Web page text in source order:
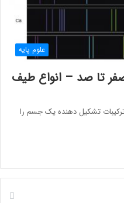
علوم پایه
تا صد – انواع طیف
تشکیل دهنده یک جسم را